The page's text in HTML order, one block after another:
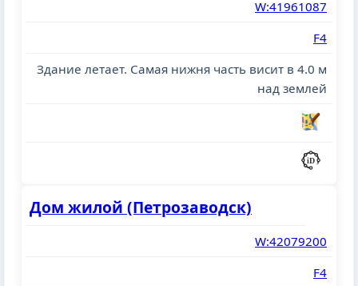
W:41961087
F4
Здание летает. Cамая нижня часть висит в 4.0 м
над землей
Дом жилой (Петрозаводск)
W:42079200
F4